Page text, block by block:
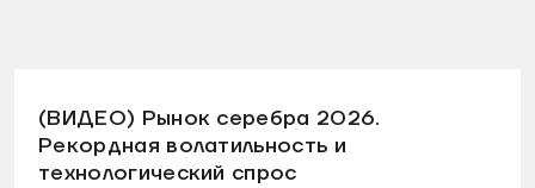
(ВИДЕО) Рынок серебра 2026.
Рекордная волатильность и
технологический спрос